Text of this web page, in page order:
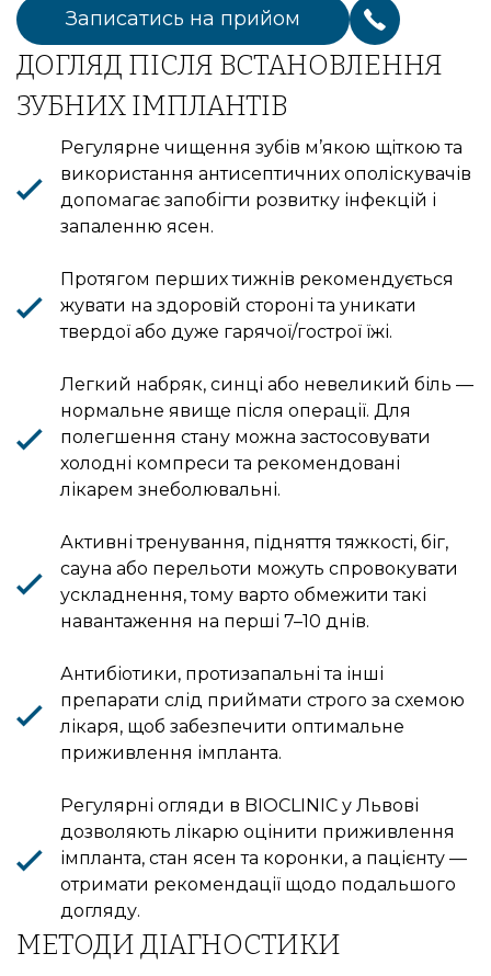
Записатись на прийом
ДОГЛЯД ПІСЛЯ ВСТАНОВЛЕННЯ
ЗУБНИХ ІМПЛАНТІВ
Регулярне чищення зубів м’якою щіткою та
використання антисептичних ополіскувачів
допомагає запобігти розвитку інфекцій і
запаленню ясен.
Протягом перших тижнів рекомендується
жувати на здоровій стороні та уникати
твердої або дуже гарячої/гострої їжі.
Легкий набряк, синці або невеликий біль —
нормальне явище після операції. Для
полегшення стану можна застосовувати
холодні компреси та рекомендовані
лікарем знеболювальні.
Активні тренування, підняття тяжкості, біг,
сауна або перельоти можуть спровокувати
ускладнення, тому варто обмежити такі
навантаження на перші 7–10 днів.
Антибіотики, протизапальні та інші
препарати слід приймати строго за схемою
лікаря, щоб забезпечити оптимальне
приживлення імпланта.
Регулярні огляди в BIOCLINIC у Львові
дозволяють лікарю оцінити приживлення
імпланта, стан ясен та коронки, а пацієнту —
отримати рекомендації щодо подальшого
догляду.
МЕТОДИ ДІАГНОСТИКИ